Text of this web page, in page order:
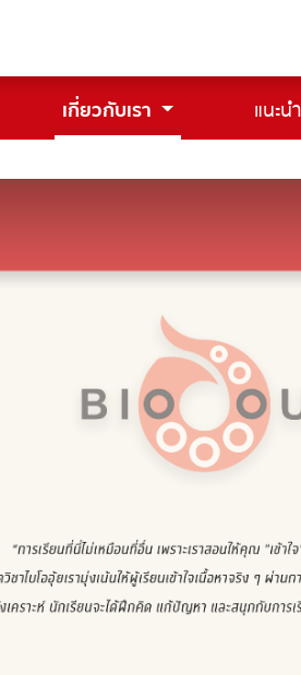
เกี่ยวกับเรา แนะ